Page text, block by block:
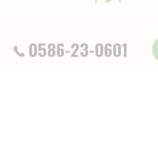
0586-23-0601
© 2026 愛知県一宮市のカウンセリン